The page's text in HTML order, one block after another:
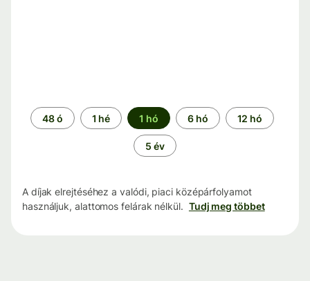
Időszak
48 ó 1 hé 1 hó 6 hó 12 hó
5 év
A díjak elrejtéséhez a valódi, piaci középárfolyamot
használjuk, alattomos felárak nélkül. Tudj meg többet